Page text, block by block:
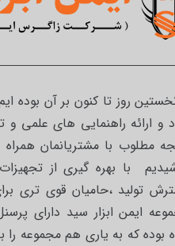
روز تا کنون بر آن بوده
و ارائه راهنمایی های علمی و
مطلوب با مشتریانمان
با بهره گیری از
تولید ،حامیان قوی تری
ایمن ابزار سید دارای
بوده که به یاری هم مجموعه